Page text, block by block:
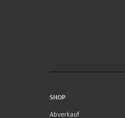
SHOP
Abverkauf